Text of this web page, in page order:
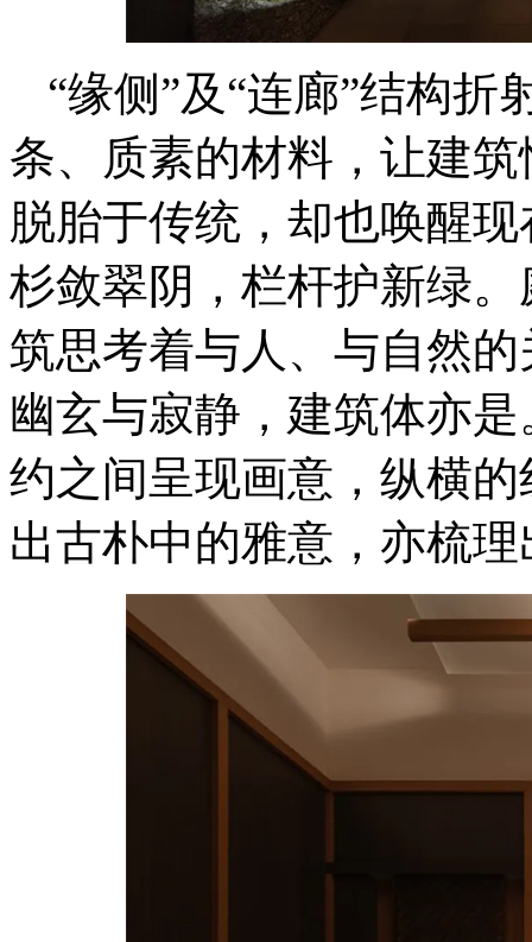
“缘侧”及“连廊”结构
条、质素的材料，让建
脱胎于传统，却也唤醒
杉敛翠阴，栏杆护新绿
筑思考着与人、与自然
幽玄与寂静，建筑体亦
约之间呈现画意，纵横
出古朴中的雅意，亦梳